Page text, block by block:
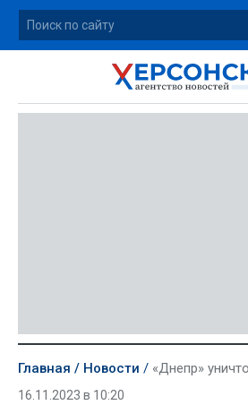
Главная Новости «Днепр» уничтожил позиции
16.11.2023 в 10:20